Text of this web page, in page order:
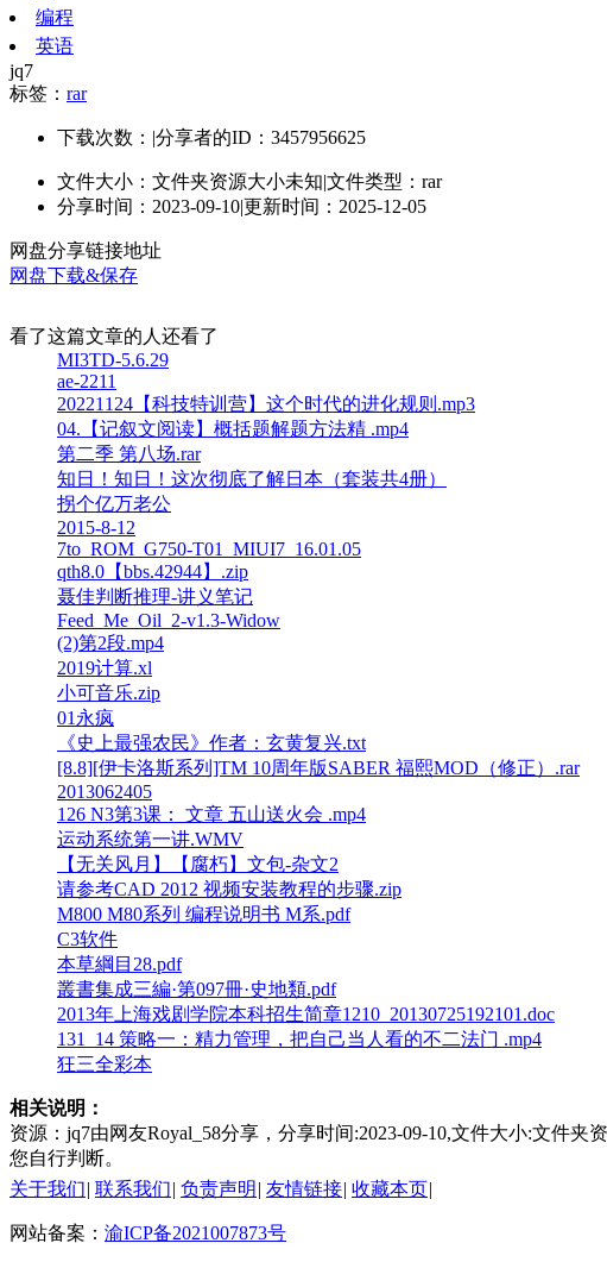
编程
英语
jq7
标签： rar
下载次数： |分享者的ID：3457956625
文件大小：文件夹资源大小未知|文件类型：rar
分享时间：2023-09-10|更新时间：2025-12-05
网盘分享链接地址
网盘下载&保存
看了这篇文章的人还看了
MI3TD-5.6.29
ae-2211
20221124【科技特训营】这个时代的进化规则.mp3
04.【记叙文阅读】概括题解题方法精 .mp4
第二季 第八场.rar
知日！知日！这次彻底了解日本（套装共4册）
拐个亿万老公
2015-8-12
7to_ROM_G750-T01_MIUI7_16.01.05
qth8.0【bbs.42944】.zip
聂佳判断推理-讲义笔记
Feed_Me_Oil_2-v1.3-Widow
(2)第2段.mp4
2019计算.xl
小可音乐.zip
01永疯
《史上最强农民》作者：玄黄复兴.txt
[8.8][伊卡洛斯系列]TM 10周年版SABER 福熙MOD（修正）.rar
2013062405
126 N3第3课： 文章 五山送火会 .mp4
运动系统第一讲.WMV
【无关风月】【腐朽】文包-杂文2
请参考CAD 2012 视频安装教程的步骤.zip
M800 M80系列 编程说明书 M系.pdf
C3软件
本草綱目28.pdf
叢書集成三編·第097冊·史地類.pdf
2013年上海戏剧学院本科招生简章1210_20130725192101.doc
131_14 策略一：精力管理，把自己当人看的不二法门 .mp4
狂三全彩本
相关说明：
资源：jq7由网友Royal_58分享，分享时间:2023-09-10,文件大小:文件
您自行判断。
关于我们| 联系我们| 负责声明 | 友情链接| 收藏本页|
网站备案： 渝ICP备2021007873号